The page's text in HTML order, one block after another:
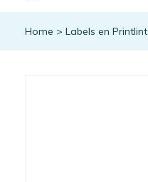
Home > Labels en Printlint